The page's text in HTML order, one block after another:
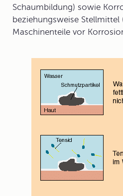
Schaumbildung) sowie
beziehungsweise Stellmittel
Maschinenteile vor